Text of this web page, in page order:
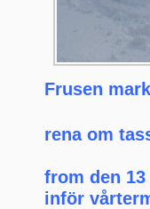
Frusen
rena om
from den
inför